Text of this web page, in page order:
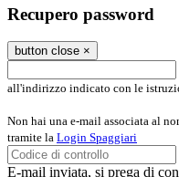
Recupero password
button close ×
all'indirizzo indicato con le
Non hai una e-mail associata al
tramite la Login Spaggiari
E-mail inviata, si prega di